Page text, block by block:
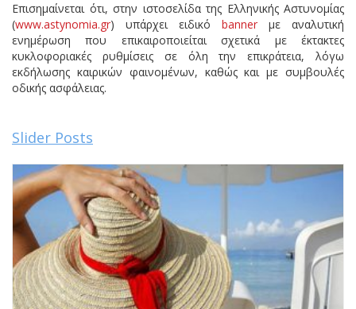
Επισημαίνεται ότι, στην ιστοσελίδα της Ελληνικής Αστυνομίας
(www.astynomia.gr) υπάρχει ειδικό banner με αναλυτική
ενημέρωση που επικαιροποιείται σχετικά με έκτακτες
κυκλοφοριακές ρυθμίσεις σε όλη την επικράτεια, λόγω
εκδήλωσης καιρικών φαινομένων, καθώς και με συμβουλές
οδικής ασφάλειας.
Slider Posts